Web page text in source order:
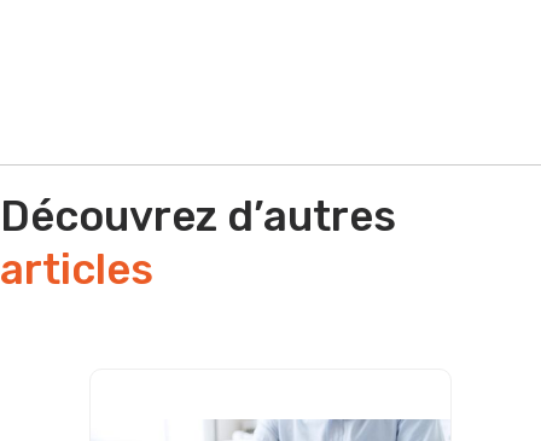
Découvrez d’autres
articles